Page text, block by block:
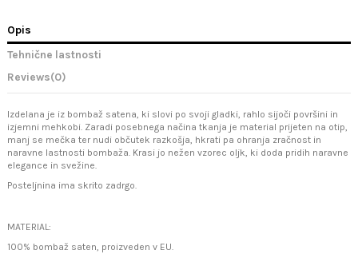
Opis
Tehnične lastnosti
Reviews(0)
Izdelana je iz bombaž satena, ki slovi po svoji gladki, rahlo sijoči površini in
izjemni mehkobi. Zaradi posebnega načina tkanja je material prijeten na otip,
manj se mečka ter nudi občutek razkošja, hkrati pa ohranja zračnost in
naravne lastnosti bombaža. Krasi jo nežen vzorec oljk, ki doda pridih naravne
elegance in svežine.
Posteljnina ima skrito zadrgo.
MATERIAL:
100% bombaž saten, proizveden v EU.